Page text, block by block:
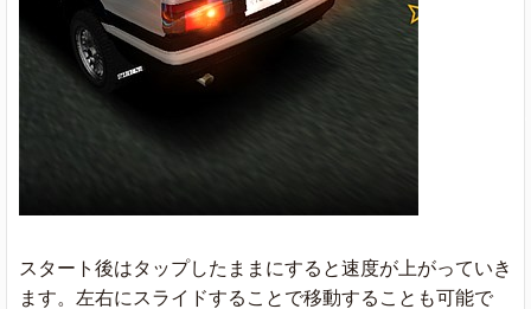
スタート後はタップしたままにすると速度が上がっていき
ます。左右にスライドすることで移動することも可能で